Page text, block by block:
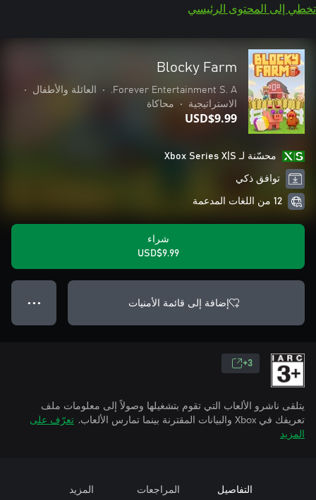
تخطي إلى المحتوى الرئيسي
Blocky Farm
Forever Entertainment S. A.
• العائلة والأطفال
•
الاستراتيجية
• محاكاة
USD$9.99
محسّنة لـ Xbox Series X|S
توافق ذكي
12 من اللغات المدعمة
شراء
USD$9.99
إضافة إلى قائمة الأمنيات ● ● ●
3+
يتلقى ناشرو الألعاب التي تقوم بتشغيلها وصولاً إلى معلومات ملف
تعريفك في Xbox والبيانات المقترنة بينما تمارس الألعاب.
تعرّف على
المزيد
التفاصيل المراجعات المزيد